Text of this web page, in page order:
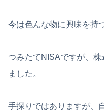
今は色んな物に興味を持
つみたてNISAですが、
ました。
手探りではありますが、